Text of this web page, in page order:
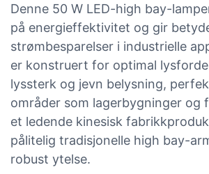
Denne 50 W LED-high bay-
på energieffektivitet og gir
strømbesparelser i industrielle
er konstruert for optimal
lyssterk og jevn belysning,
områder som lagerbygninger og
et ledende kinesisk
pålitelig tradisjonelle high bay-
robust ytelse.